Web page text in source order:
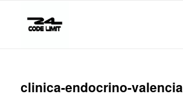
clinica-endocrino-valencia